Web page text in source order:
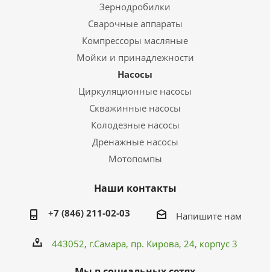
Зернодробилки
Сварочные аппараты
Компрессоры масляные
Мойки и принадлежности
Насосы
Циркуляционные насосы
Скважинные насосы
Колодезные насосы
Дренажные насосы
Мотопомпы
Наши контакты
+7 (846) 211-02-03 Напишите нам
443052, г.Самара, пр. Кирова, 24, корпус 3